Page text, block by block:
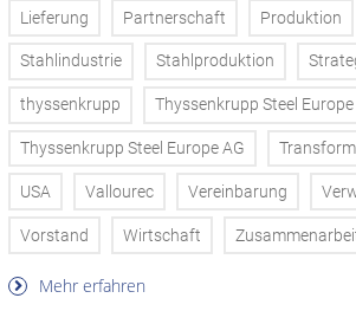
Lieferung Partnerschaft Produktion
Stahlindustrie Stahlproduktion
thyssenkrupp Thyssenkrupp Steel Europe
Thyssenkrupp Steel Europe AG
USA Vallourec Vereinbarung
Vorstand Wirtschaft
Mehr erfahren